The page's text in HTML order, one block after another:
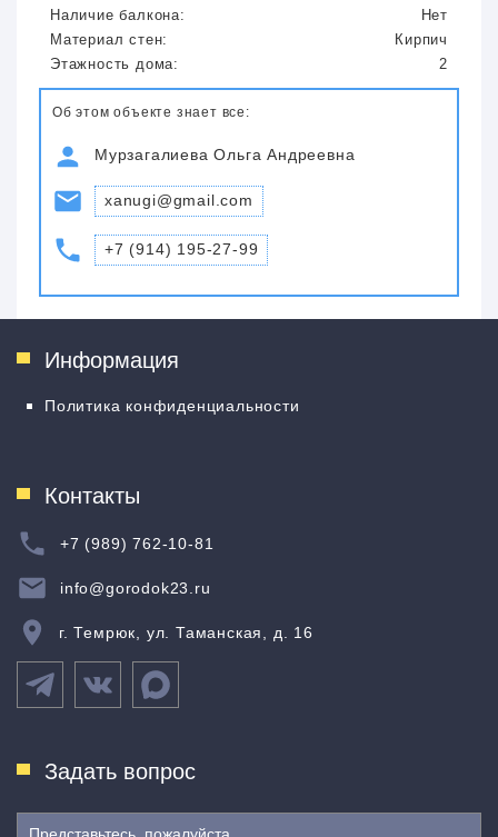
Наличие балкона:
Нет
Материал стен:
Кирпич
Этажность дома:
2
Об этом объекте знает все:
Мурзагалиева Ольга Андреевна
xanugi@gmail.com
+7 (914) 195-27-99
Информация
Политика конфиденциальности
Контакты
+7 (989) 762-10-81
info@gorodok23.ru
г. Темрюк, ул. Таманская, д. 16
Задать вопрос